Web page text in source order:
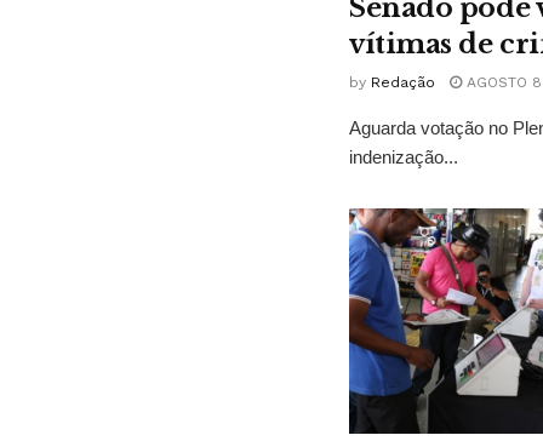
Senado pode
vítimas de
by Redação AGOSTO
Aguarda votação no
indenização...